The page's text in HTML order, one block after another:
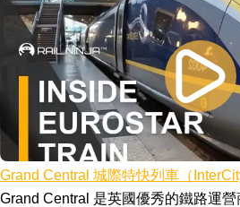
Grand Central 城際特快列車（
Grand Central 是英國優秀的鐵路運